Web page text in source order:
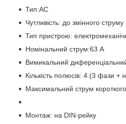
Тип:AC
Чутливість: до змінного струму
Тип пристрою:
Номінальний струм:63 A
Вимикальний
Кількість полюсів: 4 (3 фази +
Максимальний струм
Монтаж: на DIN-рейку